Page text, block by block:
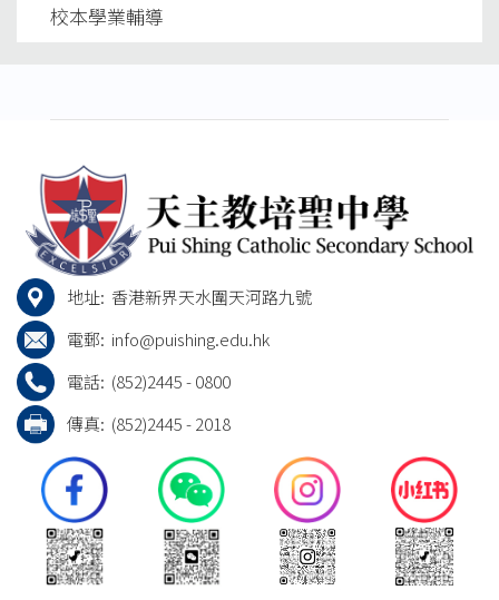
校本學業輔導
地址: 香港新界天水圍天河路九號
電郵: info@puishing.edu.hk
電話: (852)2445 - 0800
傳真: (852)2445 - 2018